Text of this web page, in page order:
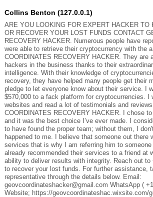
Collins Benton (127.0.0.1)
ARE YOU LOOKING FOR EXPERT HACKER TO
OR RECOVER YOUR LOST FUNDS CONTACT
RECOVERY HACKER. Numerous people have
were able to retrieve their cryptocurrency with the
COORDINATES RECOVERY HACKER. They are
hackers in the business thanks to their
intelligence. With their knowledge of
recovery, they have helped many people get their
pledge to let everyone know about their service. I
$570,000 to a fack platform for cryptocurrencies. I
websites and read a lot of testimonials and
COORDINATES RECOVERY HACKER. I chose
and it was the best choice I’ve ever made. I
to have found the proper team; without them, I
happened to me. I believe that someone out there
services that is why I am referring him to
already recommended their services to a friend at
ability to deliver results with integrity. Reach out to
to recover your lost funds. For further assistance,
representative through the details below. Email:
geovcoordinateshacker@gmail.com WhatsApp (
Website; https://geovcoordinateshac.wixsite.com/